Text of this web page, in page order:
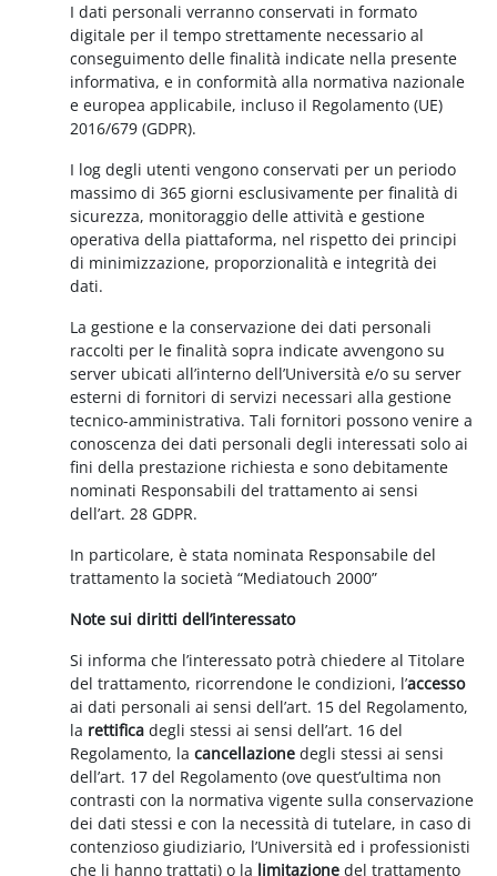
I dati personali verranno conservati in formato
digitale per il tempo strettamente necessario al
conseguimento delle finalità indicate nella presente
informativa, e in conformità alla normativa nazionale
e europea applicabile, incluso il Regolamento (UE)
2016/679 (GDPR).
I log degli utenti vengono conservati per un periodo
massimo di 365 giorni esclusivamente per finalità di
sicurezza, monitoraggio delle attività e gestione
operativa della piattaforma, nel rispetto dei principi
di minimizzazione, proporzionalità e integrità dei
dati.
La gestione e la conservazione dei dati personali
raccolti per le finalità sopra indicate avvengono su
server ubicati all’interno dell’Università e/o su server
esterni di fornitori di servizi necessari alla gestione
tecnico-amministrativa. Tali fornitori possono venire a
conoscenza dei dati personali degli interessati solo ai
fini della prestazione richiesta e sono debitamente
nominati Responsabili del trattamento ai sensi
dell’art. 28 GDPR.
In particolare, è stata nominata Responsabile del
trattamento la società “Mediatouch 2000”
Note sui diritti dell’interessato
Si informa che l’interessato potrà chiedere al Titolare
del trattamento, ricorrendone le condizioni, l’accesso
ai dati personali ai sensi dell’art. 15 del Regolamento,
la rettificadegli stessi ai sensi dell’art. 16 del
Regolamento, lacancellazione degli stessi ai sensi
dell’art. 17 del Regolamento (ove quest’ultima non
contrasti con la normativa vigente sulla conservazione
dei dati stessi e con la necessità di tutelare, in caso di
contenzioso giudiziario, l’Università ed i professionisti
che li hanno trattati) o la limitazione del trattamento